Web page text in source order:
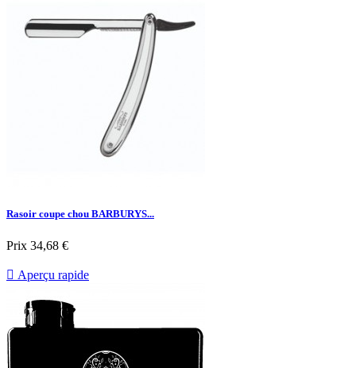
Rasoir coupe chou BARBURYS...
Prix 34,68 €
 Aperçu rapide